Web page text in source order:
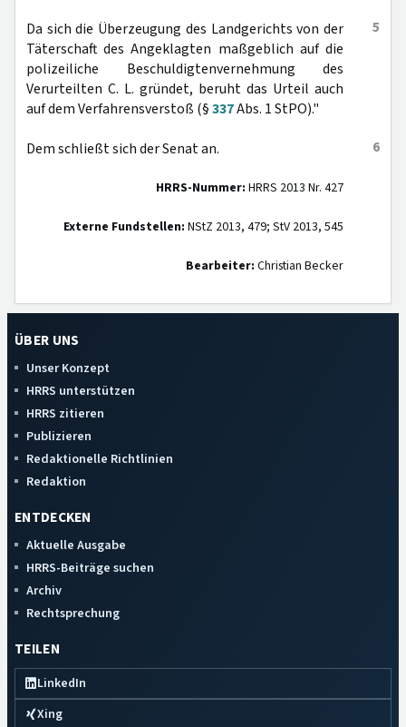
5
Da sich die Überzeugung des Landgerichts von der
Täterschaft des Angeklagten maßgeblich auf die
polizeiliche Beschuldigtenvernehmung des
Verurteilten C. L. gründet, beruht das Urteil auch
auf dem Verfahrensverstoß (§337Abs. 1 StPO)."
6
Dem schließt sich der Senat an.
HRRS-Nummer: HRRS 2013 Nr. 427
Externe Fundstellen: NStZ 2013, 479; StV 2013, 545
Bearbeiter: Christian Becker
ÜBER UNS
Unser Konzept
HRRS unterstützen
HRRS zitieren
Publizieren
Redaktionelle Richtlinien
Redaktion
ENTDECKEN
Aktuelle Ausgabe
HRRS-Beiträge suchen
Archiv
Rechtsprechung
TEILEN
LinkedIn
Xing